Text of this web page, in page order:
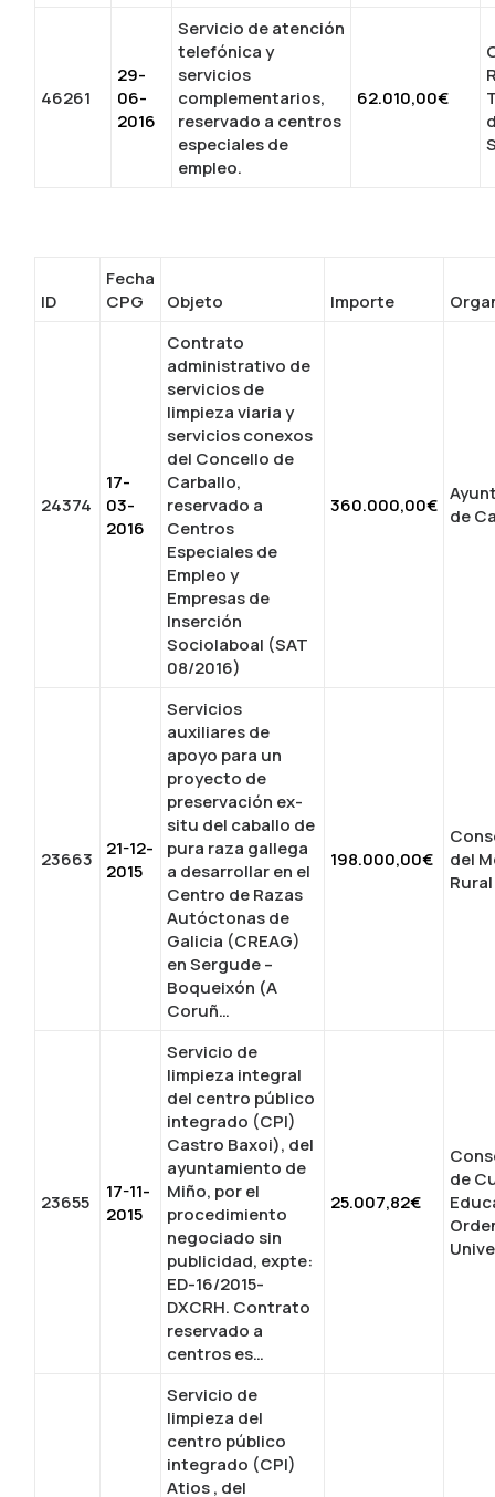
46261
29-
06-
2016
Servicio de atención
telefónica y
servicios
complementarios,
reservado a centros
especiales de
empleo.
62.010,00€
ID
Fecha
CPG
Objeto Importe
24374
17-
03-
2016
Contrato
administrativo de
servicios de
limpieza viaria y
servicios conexos
del Concello de
Carballo,
reservado a
Centros
Especiales de
Empleo y
Empresas de
Inserción
Sociolaboal (SAT
08/2016)
360.000,00€ de
23663
21-12-
2015
Servicios
auxiliares de
apoyo para un
proyecto de
preservación ex-
situ del caballo de
pura raza gallega
a desarrollar en el
Centro de Razas
Autóctonas de
Galicia (CREAG)
en Sergude –
Boqueixón (A
Coruñ…
198.000,00€
del
Rural
23655
17-11-
2015
Servicio de
limpieza integral
del centro público
integrado (CPI)
Castro Baxoi), del
ayuntamiento de
Miño, por el
procedimiento
negociado sin
publicidad, expte:
ED-16/2015-
DXCRH. Contrato
reservado a
centros es…
25.007,82€
de
Servicio de
limpieza del
centro público
integrado (CPI)
Atios , del